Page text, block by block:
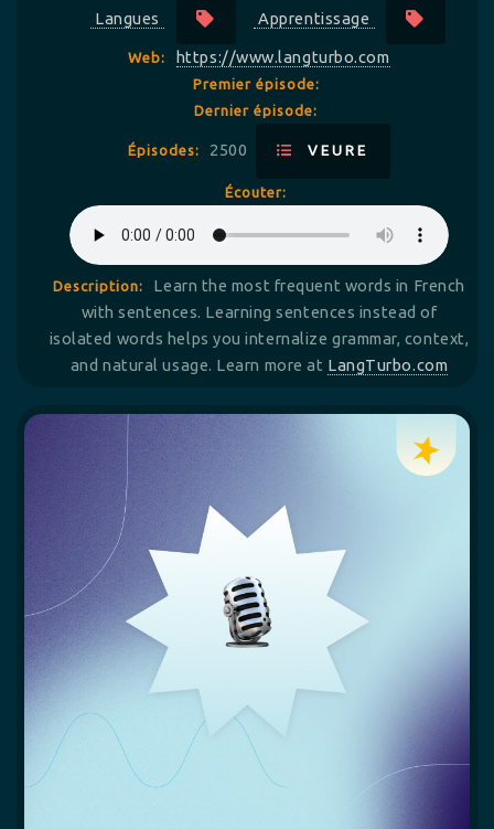
Langues Apprentissage
Web: https://www.langturbo.com
Premier épisode:
Dernier épisode:
Épisodes: 2500 VEURE
Écouter:
Description:
Learn the most frequent words in French
with sentences. Learning sentences instead of
isolated words helps you internalize grammar, context,
and natural usage. Learn more at LangTurbo.com